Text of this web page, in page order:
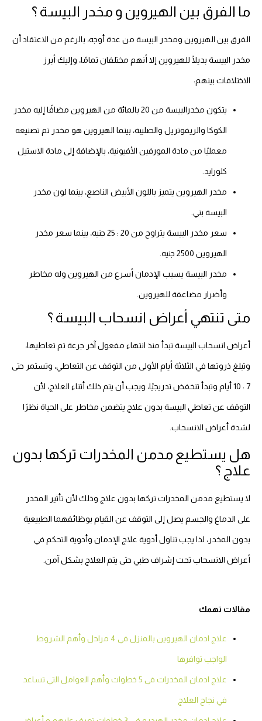
ما الفرق بين الهيروين و مخدر البيسة ؟
الفرق بين الهيروين ومخدر البيسة من عدة أوجه، بالرغم من الاعتقاد أن
مخدر البيسة بديلًا للهيروين إلا أنهم مختلفان تمامًا، وإليك أبرز
الاختلافات بينهم:
يتكون مخدرالبيسة من 20 بالمائة من الهيروين مضافًا إليه مخدر
الكوكا والريفوتريل والصليبة، بينما الهيروين هو مخدر تم تصنيعه
معمليًا من مادة المورفين الأفيونية، بالإضافة إلى مادة الاستيل
كلورايد.
مخدر الهيروين يتميز باللون الأبيض الناصع، بينما لون مخدر
البيسة بني.
سعر مخدر البيسة يتراوح من 20 : 25 جنيه، بينما سعر مخدر
الهيروين 2500 جنيه.
مخدر البيسة يسبب الإدمان أسرع من الهيروين وله مخاطر
وأضرار مضاعفة للهيروين.
متى تنتهي أعراض انسحاب البيسة ؟
أعراض انسحاب البيسة تبدأ منذ انتهاء مفعول آخر جرعة تم تعاطيها،
وتبلغ ذروتها في الثلاثة أيام الأولى من التوقف عن التعاطي، وتستمر حتى
7 : 10 أيام وتبدأ تنخفض تدريجيًا، ويجب أن يتم ذلك أثناء العلاج، لأن
التوقف عن تعاطي البيسة بدون علاج يتضمن مخاطر على الحياة نظرًا
لشدة أعراض الانسحاب.
هل يستطيع مدمن المخدرات تركها بدون
علاج ؟
لا يستطيع مدمن المخدرات تركها بدون علاج وذلك لأن تأثير المخدر
على الدماغ والجسم يصل إلى التوقف عن القيام بوظائفهما الطبيعية
بدون المخدر، لذا يجب تناول أدوية علاج الإدمان وأدوية التحكم في
أعراض الانسحاب تحت إشراف طبي حتى يتم العلاج بشكل آمن.
مقالات تهمك
علاج ادمان الهيروين بالمنزل في 4 مراحل وأهم الشروط
الواجب توافرها
علاج ادمان المخدرات في 5 خطوات وأهم العوامل التي تساعد
في نجاح العلاج